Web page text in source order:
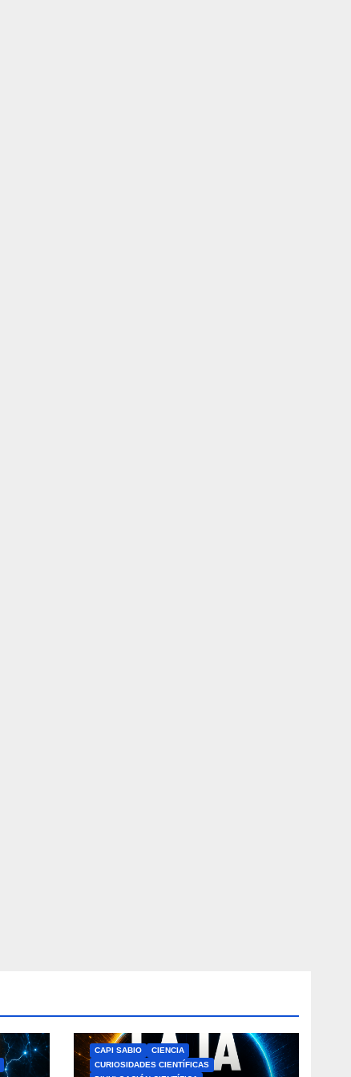
CAPI SABIO
CIENCIA
CURIOSIDADES CIENTÍFICAS